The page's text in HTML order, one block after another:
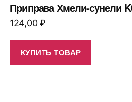
Приправа Хмели-сунели
124,00₽
КУПИТЬ ТОВАР